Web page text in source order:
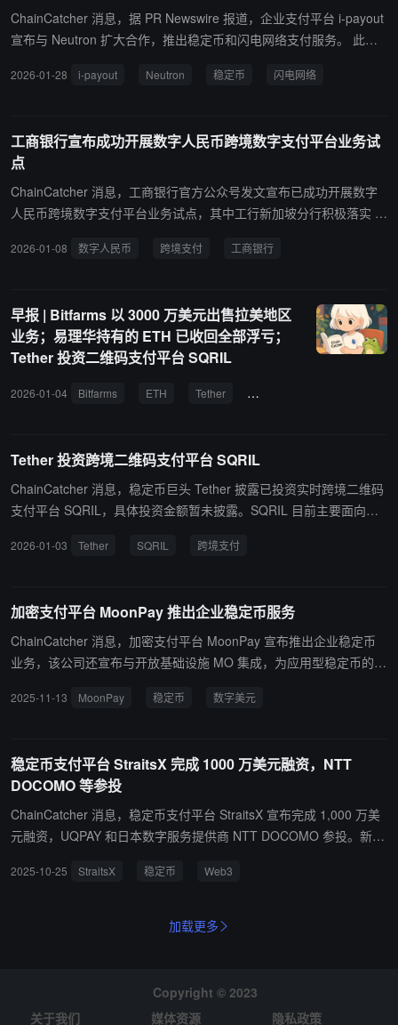
ChainCatcher 消息，据 PR Newswire 报道，企业支付平台 i-payout
宣布与 Neutron 扩大合作，推出稳定币和闪电网络支付服务。 此次
特币安全性和高达 100 万 TPS 的处理能力。Neutron 提供的数字货
2026-01-28 i-payout Neutron 稳定币 闪电网络
工商银行宣布成功开展数字人民币跨境数字支付平台业务试
点
ChainCatcher 消息，工商银行官方公众号发文宣布已成功开展数字
人民币跨境数字支付平台业务试点，其中工行新加坡分行积极落实 2
境外充值创新试点，工行万象分行与工行山东分行成功办理中老首笔
2026-01-08 数字人民币 跨境支付 工商银行
早报 | Bitfarms 以 3000 万美元出售拉美地区
业务；易理华持有的 ETH 已收回全部浮亏；
Tether 投资二维码支付平台 SQRIL
2026-01-04 Bitfarms ETH Tether 牛市
Tether 投资跨境二维码支付平台 SQRIL
ChainCatcher 消息，稳定币巨头 Tether 披露已投资实时跨境二维码
支付平台 SQRIL，具体投资金额暂未披露。SQRIL 目前主要面向亚
行）、Venmo、Revolut 或 Cash App 等数字银行的 API 集成，新资
2026-01-03 Tether SQRIL 跨境支付
加密支付平台 MoonPay 推出企业稳定币服务
ChainCatcher 消息，加密支付平台 MoonPay 宣布推出企业稳定币
业务，该公司还宣布与开放基础设施 MO 集成，为应用型稳定币的开
和管理完全预留的数字美元，从而为企业提供大规模部署定制化且可
2025-11-13 MoonPay 稳定币 数字美元
稳定币支付平台 StraitsX 完成 1000 万美元融资，NTT
DOCOMO 等参投
ChainCatcher 消息，稳定币支付平台 StraitsX 宣布完成 1,000 万美
元融资，UQPAY 和日本数字服务提供商 NTT DOCOMO 参投。新资
币基础设施，并且扩大其区域业务。
2025-10-25 StraitsX 稳定币 Web3
加载更多
Copyright © 2023
关于我们
媒体资源 隐私政策